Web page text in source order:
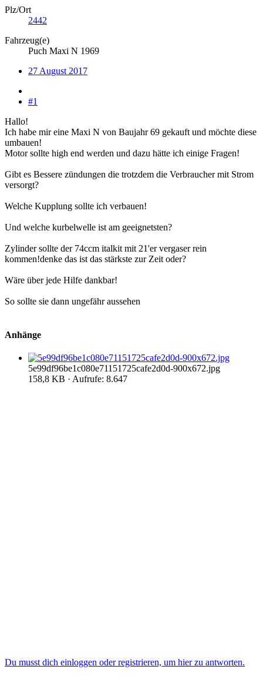
Plz/Ort
2442
Fahrzeug(e)
Puch Maxi N 1969
27 August 2017
#1
Hallo!
Ich habe mir eine Maxi N von Baujahr 69 gekauft und möchte diese
umbauen!
Motor sollte high end werden und dazu hätte ich einige Fragen!
Gibt es Bessere zündungen die trotzdem die Verbraucher mit Strom
versorgt?
Welche Kupplung sollte ich verbauen!
Und welche kurbelwelle ist am geeignetsten?
Zylinder sollte der 74ccm italkit mit 21'er vergaser rein
kommen!denke das ist das stärkste zur Zeit oder?
Wäre über jede Hilfe dankbar!
So sollte sie dann ungefähr aussehen
Anhänge
5e99df96be1c080e71151725cafe2d0d-900x672.jpg
158,8 KB · Aufrufe: 8.647
Du musst dich einloggen oder registrieren, um hier zu antworten.